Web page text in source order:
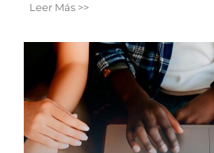
Leer Más >>